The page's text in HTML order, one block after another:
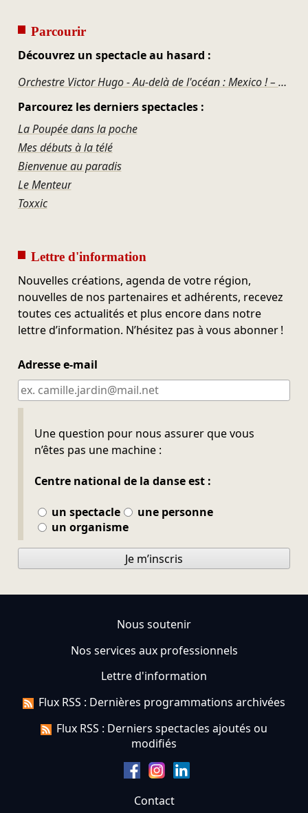
Parcourir
Découvrez un spectacle au hasard :
Orchestre Victor Hugo - Au-delà de l'océan : Mexico ! – Ravel, Ortiz, Girard, Ponce
Parcourez les derniers spectacles :
La Poupée dans la poche
Mes débuts à la télé
Bienvenue au paradis
Le Menteur
Toxxic
Lettre d'information
Nouvelles créations, agenda de votre région,
nouvelles de nos partenaires et adhérents, recevez
toutes ces actualités et plus encore dans notre
lettre d’information. N’hésitez pas à vous abonner !
Adresse e-mail
Une question pour nous assurer que vous
n’êtes pas une machine :
Centre national de la danse est :
un spectacle
une personne
un organisme
Ne pas remplir
Je m’inscris
Nous soutenir
Nos services aux professionnels
Lettre d'information
Flux RSS : Dernières programmations archivées
Flux RSS : Derniers spectacles ajoutés ou
modifiés
Contact